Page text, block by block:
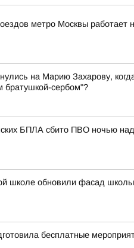
метро Москвы работает
на Марию Захарову,
братушкой-сербом"?
БПЛА сбито ПВО ночью
школе обновили фасад школы
бесплатные